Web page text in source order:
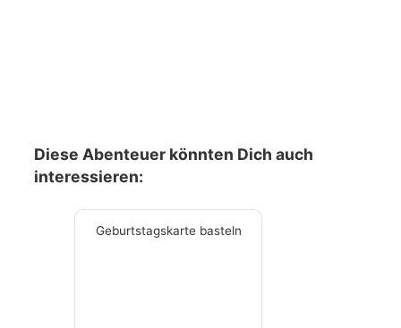
Diese Abenteuer könnten Dich auch
interessieren:
Geburtstagskarte basteln